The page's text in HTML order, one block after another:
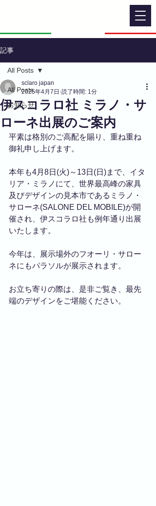
記事
All Posts
お知らせ
All Posts
伊スコラロ社 ミラノ・サ
ローネ出展のご案内
sclaro japan
2025年4月7日 読了時間: 1分
平素は格別のご高配を賜り、重ね重ね
御礼申し上げます。
本年も4月8日(火)～13日(日)まで、イタ
リア・ミラノにて、世界最高峰の家具
及びデザインの見本市であるミラノ・
サローネ(SALONE DEL MOBILE)が開
催され、伊スコラロ社も例年通り出展
いたします。
今年は、展示場外のフオーリ・サロー
ネにもパラソルが展示されます。
お立ち寄りの際は、是非ご覧き、最先
端のデザインをご堪能ください。